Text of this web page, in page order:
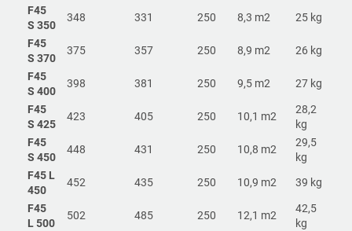
F45
S 350
348 331 250 8,3 m2 25 kg
F45
S 370
375 357 250 8,9 m2 26 kg
F45
S 400
398 381 250 9,5 m2 27 kg
F45
S 425
423 405 250 10,1 m2
28,2
kg
F45
S 450
448 431 250 10,8 m2
29,5
kg
F45 L
450
452 435 250 10,9 m2 39 kg
F45
L 500
502 485 250 12,1 m2
42,5
kg